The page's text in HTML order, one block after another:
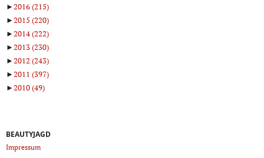
►2016(215)
►2015 (220)
►2014(222)
►2013(230)
►2012 (243)
►2011 (397)
►2010(49)
BEAUTYJAGD
Impressum